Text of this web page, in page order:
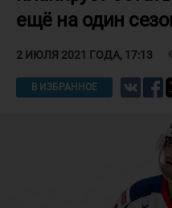
ещё на один
2 ИЮЛЯ 2021 ГОДА, 17:13
В ИЗБРАННОЕ